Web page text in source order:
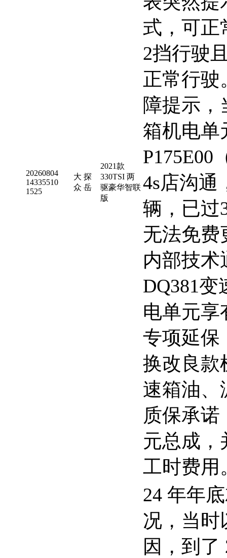
20260804
14335510
1525
大
众
探
岳
2021款
330TSI 两
驱豪华智联
版
式，可正
2挡行驶
正常行驶
障提示，
箱机电单
P175E00
4s店沟通
辆，已过
无法免费
内部技术
DQ381
电单元享
专项延保
换改良款
速箱油、
质保承
元总成，
工时费用
24 年年
况，当时
因，到了